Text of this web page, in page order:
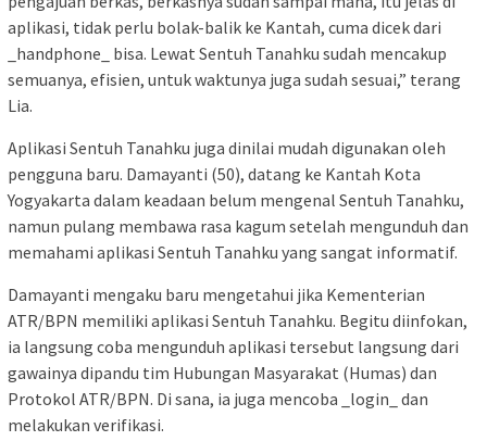
aplikasi, tidak perlu bolak-balik ke Kantah, cuma dicek dari
_handphone_ bisa. Lewat Sentuh Tanahku sudah mencakup
semuanya, efisien, untuk waktunya juga sudah sesuai,” terang
Lia.
Aplikasi Sentuh Tanahku juga dinilai mudah digunakan oleh
pengguna baru. Damayanti (50), datang ke Kantah Kota
Yogyakarta dalam keadaan belum mengenal Sentuh Tanahku,
namun pulang membawa rasa kagum setelah mengunduh dan
memahami aplikasi Sentuh Tanahku yang sangat informatif.
Damayanti mengaku baru mengetahui jika Kementerian
ATR/BPN memiliki aplikasi Sentuh Tanahku. Begitu diinfokan,
ia langsung coba mengunduh aplikasi tersebut langsung dari
gawainya dipandu tim Hubungan Masyarakat (Humas) dan
Protokol ATR/BPN. Di sana, ia juga mencoba _login_ dan
melakukan verifikasi.